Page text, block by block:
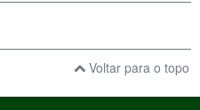
Voltar para o topo